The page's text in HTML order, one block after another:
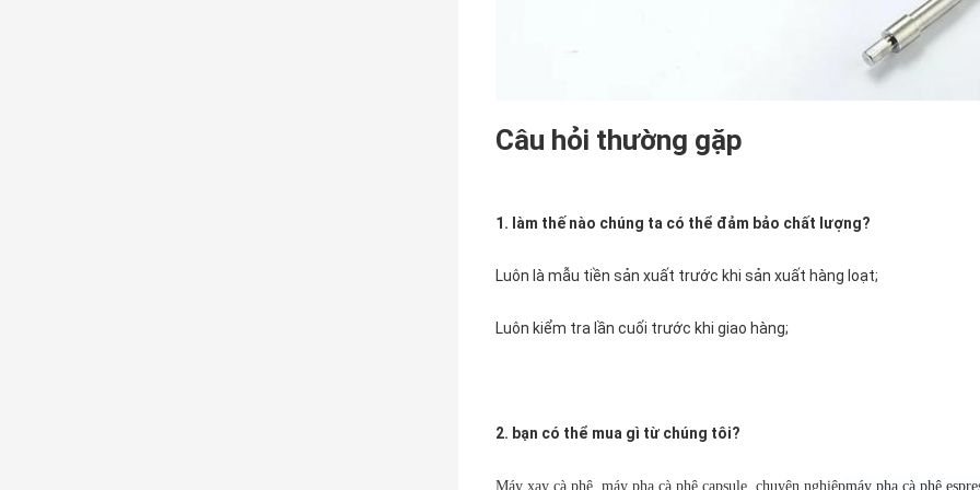
Câu hỏi thường gặp
1. làm thế nào chúng ta có thể đảm bảo chất lượng?
Luôn là mẫu tiền sản xuất trước khi sản xuất hàng loạt;
Luôn kiểm tra lần cuối trước khi giao hàng;
2. bạn có thể mua gì từ chúng tôi?
Máy xay cà phê, máy pha cà phê capsule, chuyên nghiệpmáy pha cà phê